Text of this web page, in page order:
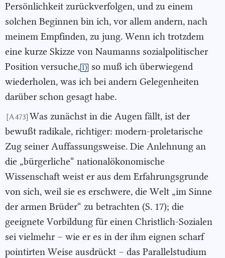
Persönlichkeit zurückverfolgen, und zu einem
solchen Beginnen bin ich, vor allem andern, nach
meinem Empfinden, zu jung. Wenn ich trotzdem
eine kurze Skizze von Naumanns sozialpolitischer
Position versuche, 1) so muß ich überwiegend
wiederholen, was ich bei andern Gelegenheiten
darüber schon gesagt habe.
[A 473] Was zunächst in die Augen fällt, ist der
bewußt radikale, richtiger: modern-proletarische
Zug seiner Auffassungsweise. Die Anlehnung an
die „bürgerliche“ nationalökonomische
Wissenschaft weist er aus dem Erfahrungsgrunde
von sich, weil sie es erschwere, die Welt „im Sinne
der armen Brüder“ zu betrachten (S. 17); die
geeignete Vorbildung für einen Christlich-Sozialen
sei vielmehr – wie er es in der ihm eignen scharf
pointirten Weise ausdrückt – das Parallelstudium